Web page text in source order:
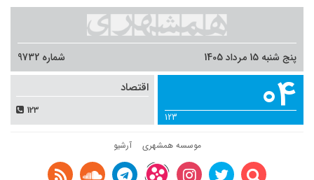
04
123
پنج شنبه 15 مرداد 1405 شماره 9732
اقتصاد
123
موسسه همشهری آرشیو